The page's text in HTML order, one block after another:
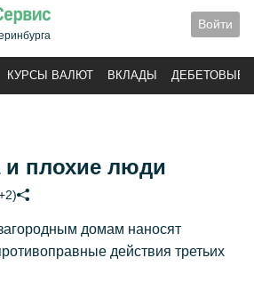
Войти
КУРСЫ ВАЛЮТ ВКЛАДЫ ДЕБЕТОВЫЕ
и плохие люди
домам наносят
действия третьих